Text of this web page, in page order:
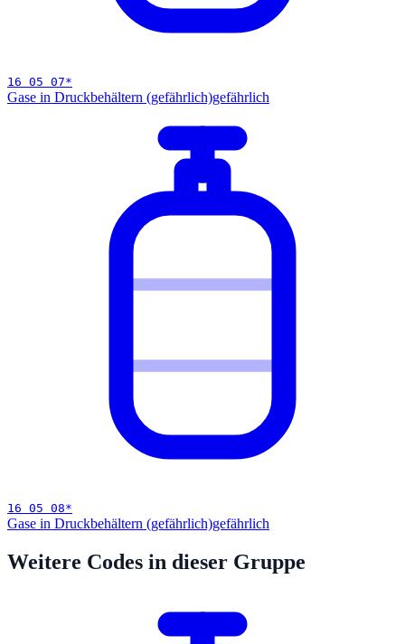
16 05 07*
Gase in Druckbehältern (gefährlich)gefährlich
16 05 08*
Gase in Druckbehältern (gefährlich)gefährlich
Weitere Codes in dieser Gruppe